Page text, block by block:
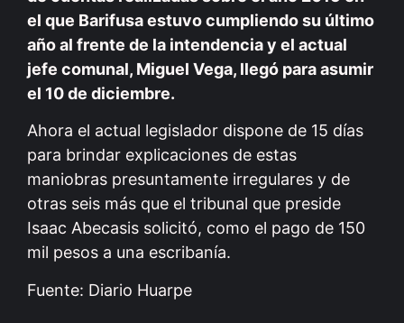
el que Barifusa estuvo cumpliendo su último
año al frente de la intendencia y el actual
jefe comunal, Miguel Vega, llegó para asumir
el 10 de diciembre.
Ahora el actual legislador dispone de 15 días
para brindar explicaciones de estas
maniobras presuntamente irregulares y de
otras seis más que el tribunal que preside
Isaac Abecasis solicitó, como el pago de 150
mil pesos a una escribanía.
Fuente: Diario Huarpe